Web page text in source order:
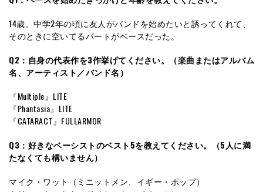
14歳。中学2年の頃に友人がバンドを始めたいと誘ってくれて、
そのときに空いてるパートがベースだった。
Q2：自身の代表作を3作挙げてください。（楽曲またはアルバム
名、アーティスト／バンド名）
『Multiple』LITE
『Phantasia』LITE
『CATARACT』FULLARMOR
Q3：好きなベーシストのベスト5を教えてください。（5人に満
たなくても構いません）
マイク・ワット（ミニットメン、イギー・ポップ）